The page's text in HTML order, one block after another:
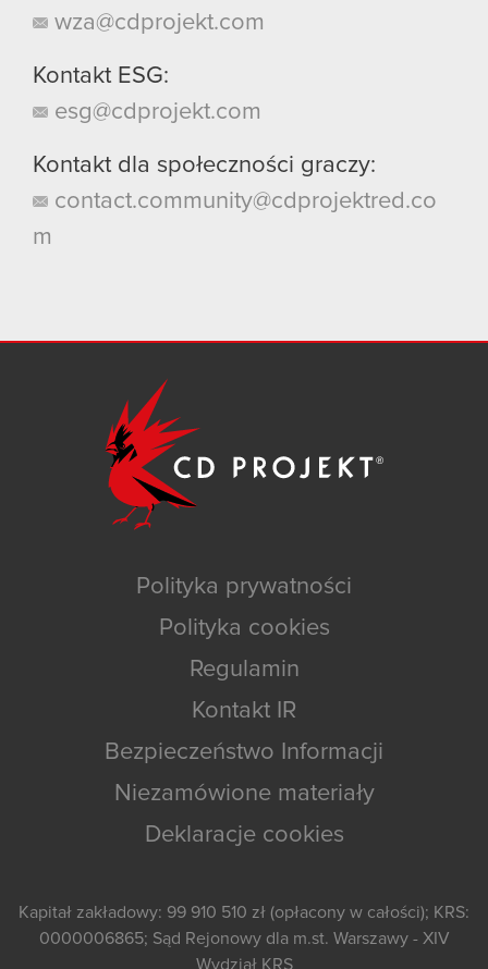
wza@cdprojekt.com
Kontakt ESG:
esg@cdprojekt.com
Kontakt dla społeczności graczy:
contact.community@cdprojektred.co
m
Polityka prywatności
Polityka cookies
Regulamin
Kontakt IR
Bezpieczeństwo Informacji
Niezamówione materiały
Deklaracje cookies
Kapitał zakładowy: 99 910 510 zł (opłacony w całości); KRS:
0000006865; Sąd Rejonowy dla m.st. Warszawy - XIV
Wydział KRS